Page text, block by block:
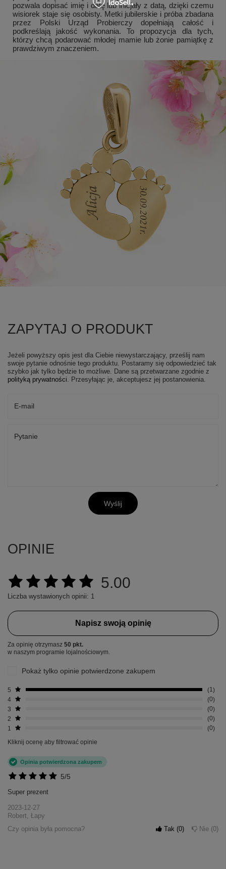
pozwala dopisać imię i datę lub inicjały z datą, dzięki czemu
wisiorek staje się osobisty. Metki jubilerskie i próba zbadana
przez Polski Urząd Probierczy dopełniają całość i
podkreślają jakość wykonania. To propozycja dla tych,
którzy chcą podarować młodej mamie lub żonie pamiątkę z
prawdziwym znaczeniem.
ZAPYTAJ O PRODUKT
Jeżeli powyższy opis jest dla Ciebie niewystarczający, prześlij nam
swoje pytanie odnośnie tego produktu. Postaramy się odpowiedzieć tak
szybko jak tylko będzie to możliwe. Dane są przetwarzane zgodnie z
polityką prywatności. Przesyłając je, akceptujesz jej postanowienia.
E-mail
Pytanie
Wyślij
OPINIE
5.00
Liczba wystawionych opinii: 1
Napisz swoją opinię
Za opinię otrzymasz 50 pkt.
w naszym programie lojalnościowym.
Pokaż tylko opinie potwierdzone zakupem
5
1
4
0
3
0
2
0
1
0
Kliknij ocenę aby filtrować opinie
5/5
Opinia potwierdzona zakupem
Super prezent
2023-12-27
Robert, Łapy
Czy opinia była pomocna?
Tak 0 Nie 0